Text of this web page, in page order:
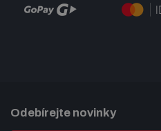
Odebírejte novinky